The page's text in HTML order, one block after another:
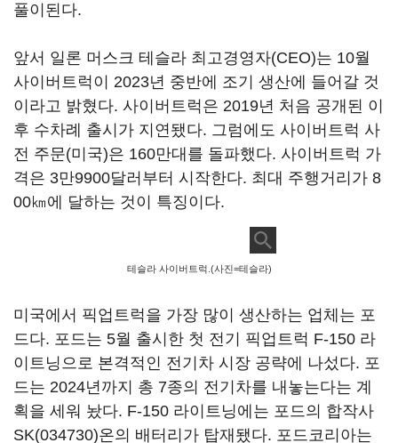
풀이된다.
앞서 일론 머스크 테슬라 최고경영자(CEO)는 10월
사이버트럭이 2023년 중반에 조기 생산에 들어갈 것
이라고 밝혔다. 사이버트럭은 2019년 처음 공개된 이
후 수차례 출시가 지연됐다. 그럼에도 사이버트럭 사
전 주문(미국)은 160만대를 돌파했다. 사이버트럭 가
격은 3만9900달러부터 시작한다. 최대 주행거리가 8
00㎞에 달하는 것이 특징이다.
테슬라 사이버트럭.(사진=테슬라)
미국에서 픽업트럭을 가장 많이 생산하는 업체는 포
드다. 포드는 5월 출시한 첫 전기 픽업트럭 F-150 라
이트닝으로 본격적인 전기차 시장 공략에 나섰다. 포
드는 2024년까지 총 7종의 전기차를 내놓는다는 계
획을 세워 놨다. F-150 라이트닝에는 포드의 합작사
SK(034730)온의 배터리가 탑재됐다. 포드코리아는